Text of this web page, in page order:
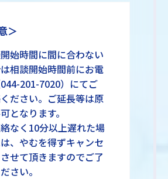
＞
始時間に間に合わない
相談開始時間前にお電
201-7020）にてご
ださい。ご延長等は原
となります。
なく10分以上遅れた場
、やむを得ずキャンセ
せて頂きますのでご了
さい。